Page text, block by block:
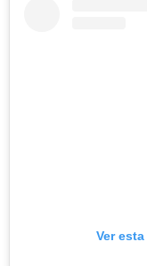
Ver